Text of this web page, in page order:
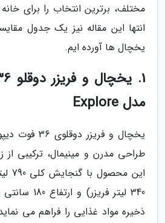
مختلف، برترین انتخاب را برای
انتها این مقاله نیز یک جدول
یخچال ها آورده ایم.
مدل Explore
طراحی مدرن و مینیمال، ترکیبی از
340 لیتر
ذخیره مواد غذایی را فراهم می